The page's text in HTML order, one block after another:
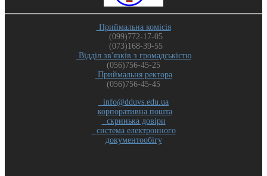
Приймальна комісія
(099)772-17-05
(073)168-39-55
Відділ зв'язків з громадськістю
(056)756-45-25
Приймальня ректора
(056)756-45-45
info@dduvs.edu.ua
корпоративна пошта
скринька довіри
система електронного
документообігу